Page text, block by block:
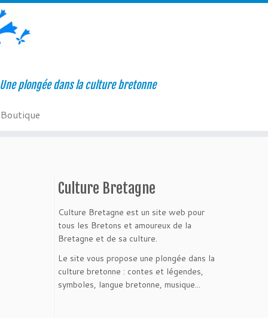
Une plongée dans la culture bretonne
Boutique
Culture Bretagne
Culture Bretagne est un site web pour
tous les Bretons et amoureux de la
Bretagne et de sa culture.
Le site vous propose une plongée dans la
culture bretonne : contes et légendes,
symboles, langue bretonne, musique...